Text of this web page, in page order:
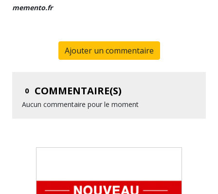
memento.fr
Ajouter un commentaire
0 COMMENTAIRE(S)
Aucun commentaire pour le moment